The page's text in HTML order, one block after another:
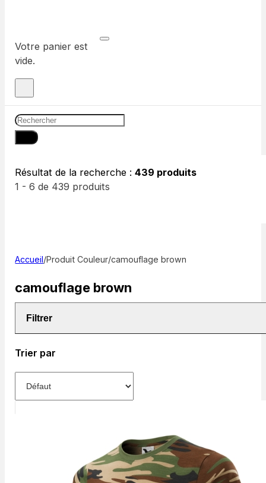
Votre panier est
vide.
Résultat de la recherche :439 produits
1 - 6 de 439 produits
Accueil /Produit Couleur/camouflage brown
camouflage brown
Filtrer
Trier par